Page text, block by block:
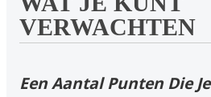
VERWACHTEN
Een Aantal Punten Die